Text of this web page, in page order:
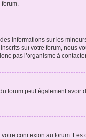
forum.
informations sur les
sur votre forum, nous
pas l’organisme à
forum peut également
connexion au forum.